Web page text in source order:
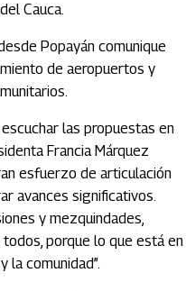
Cauca.
Popayán comunique
de aeropuertos y
las propuestas en
Francia Márquez
esfuerzo de articulación
avances significativos.
y mezquindades,
porque lo que está en
la comunidad”.